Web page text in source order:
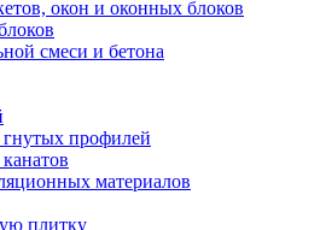
окон и оконных блоков
смеси и бетона
профилей
материалов
плитку